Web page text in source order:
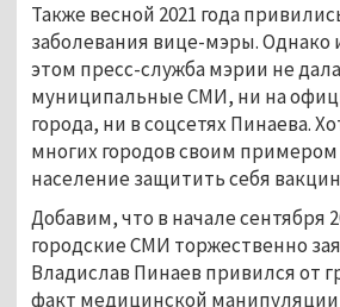
Также весной 2021 года
заболевания вице-мэры.
этом пресс-служба мэрии не
муниципальные СМИ, ни на
города, ни в соцсетях Пинаева.
многих городов своим
население защитить себя
Добавим, что в начале сентября
городские СМИ торжественно
Владислав Пинаев привился от
факт медицинской